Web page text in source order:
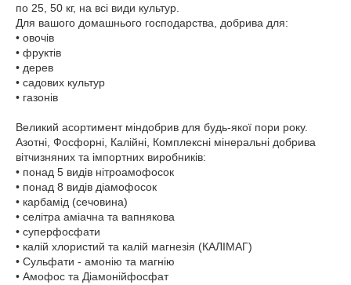
по 25, 50 кг, на всі види культур.
Для вашого домашнього господарства, добрива для:
• овочів
• фруктів
• дерев
• садових культур
• газонів
Великий асортимент міндобрив для будь-якої пори року.
Азотні, Фосфорні, Калійні, Комплексні мінеральні добрива
вітчизняних та імпортних виробників:
• понад 5 видів нітроамофосок
• понад 8 видів діамофосок
• карбамід (сечовина)
• селітра аміачна та вапнякова
• суперфосфати
• калій хлористий та калій магнезія (КАЛІМАГ)
• Сульфати - амонію та магнію
• Амофос та Діамонійфосфат